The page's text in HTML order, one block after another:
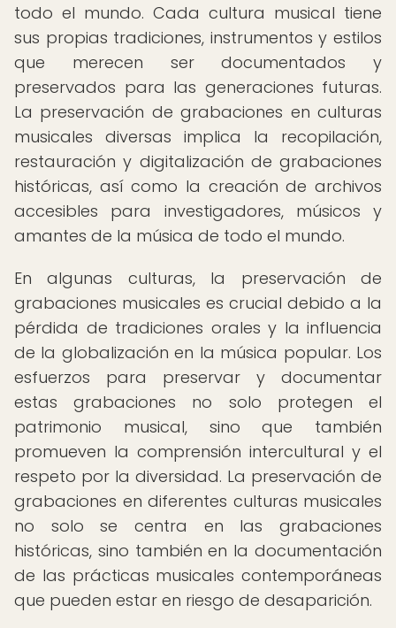
todo el mundo. Cada cultura musical tiene
sus propias tradiciones, instrumentos y estilos
que merecen ser documentados y
preservados para las generaciones futuras.
La preservación de grabaciones en culturas
musicales diversas implica la recopilación,
restauración y digitalización de grabaciones
históricas, así como la creación de archivos
accesibles para investigadores, músicos y
amantes de la música de todo el mundo.
En algunas culturas, la preservación de
grabaciones musicales es crucial debido a la
pérdida de tradiciones orales y la influencia
de la globalización en la música popular. Los
esfuerzos para preservar y documentar
estas grabaciones no solo protegen el
patrimonio musical, sino que también
promueven la comprensión intercultural y el
respeto por la diversidad. La preservación de
grabaciones en diferentes culturas musicales
no solo se centra en las grabaciones
históricas, sino también en la documentación
de las prácticas musicales contemporáneas
que pueden estar en riesgo de desaparición.